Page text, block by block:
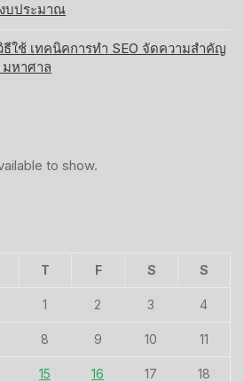
บประมาณ
ธีใช้ เทคนิคการทำ SEO จัดความสำคัญ
มหาศาล
to show.
T F S S
1 2 3 4
8 9 10 11
15 16 17 18